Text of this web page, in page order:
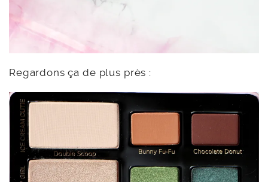
Regardons ça de plus près :